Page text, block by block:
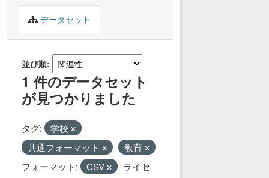
データセット
並び順
1 件のデータセット
が見つかりました
タグ:
学校
共通フォーマット
教育
フォーマット:
CSV
ライセ